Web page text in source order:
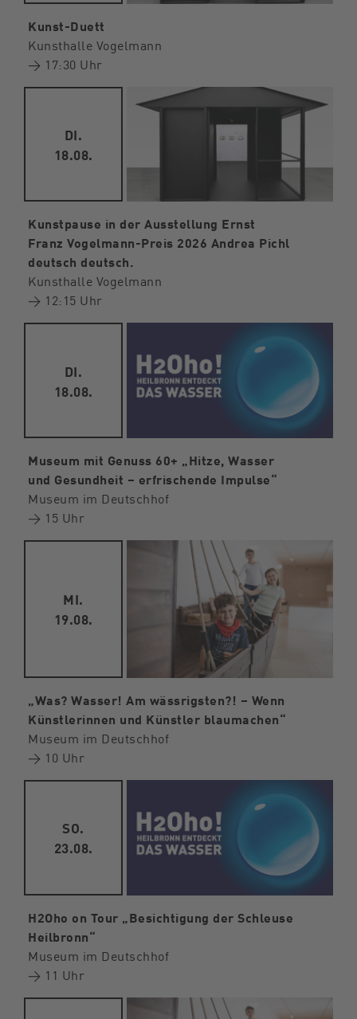
Kunst-Duett
Kunsthalle Vogelmann
→ 17:30 Uhr
DI.
18.08.
Kunstpause in der Ausstellung Ernst
Franz Vogelmann-Preis 2026 Andrea Pichl
deutsch deutsch.
Kunsthalle Vogelmann
→ 12:15 Uhr
DI.
18.08.
Museum mit Genuss 60+ „Hitze, Wasser
und Gesundheit – erfrischende Impulse“
Museum im Deutschhof
→ 15 Uhr
MI.
19.08.
„Was? Wasser! Am wässrigsten?! – Wenn
Künstlerinnen und Künstler blaumachen“
Museum im Deutschhof
→ 10 Uhr
SO.
23.08.
H2Oho on Tour „Besichtigung der Schleuse
Heilbronn“
Museum im Deutschhof
→ 11 Uhr